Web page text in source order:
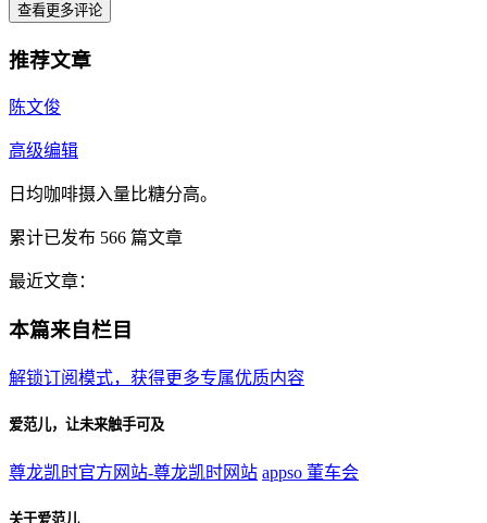
查看更多评论
推荐文章
陈文俊
高级编辑
日均咖啡摄入量比糖分高。
累计已发布 566 篇文章
最近文章：
本篇来自栏目
解锁订阅模式，获得更多专属优质内容
爱范儿，让未来触手可及
尊龙凯时官方网站-尊龙凯时网站 appso 董车会
关于爱范儿